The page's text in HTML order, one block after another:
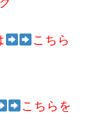
こちら
こちらを